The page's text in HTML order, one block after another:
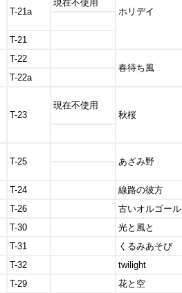
ホリデイ
T-21a
現在不使用
T-21
T-22
春待ち風
T-22a
T-23
現在不使用
秋桜
T-25
あざみ野
T-24
線路の彼方
T-26
古いオルゴール
T-30
光と風と
T-31
くるみあそび
T-32
twilight
T-29 花と空